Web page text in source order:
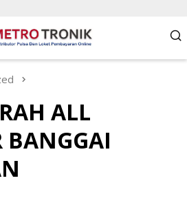
ALL
BANGGAI